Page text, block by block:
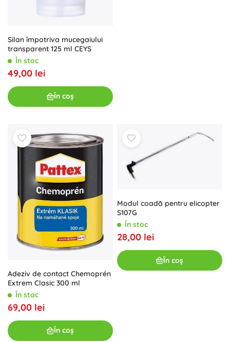
Silan împotriva mucegaiului
transparent 125 ml CEYS
În stoc
49,00 lei
În coș
Adeziv de contact Chemoprén
Extrem Clasic 300 ml
În stoc
69,00 lei
În coș
Modul coadă pentru elicopter
S107G
În stoc
28,00 lei
În coș